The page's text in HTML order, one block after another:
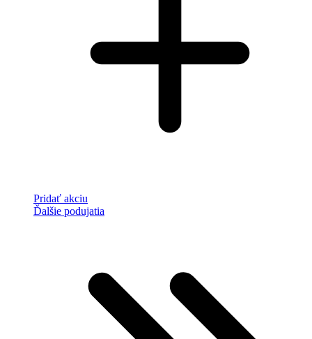
Pridať akciu
Ďalšie podujatia